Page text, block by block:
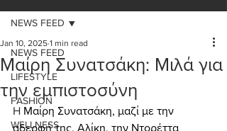
NEWS FEED
LIFESTYLE
FASHION
WELLNESS
NEWS FEED
Μαίρη Συνατσάκη: Μιλά για
την εμπιστοσύνη
Jan 10, 2025 1 min read
H Μαίρη Συνατσάκη, μαζί με την
αδερφή της, Αλίκη, την Ντορέττα